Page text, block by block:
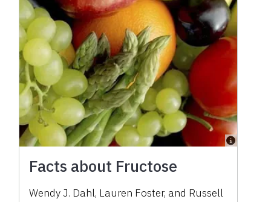
Facts about Fructose
Wendy J. Dahl, Lauren Foster, and Russell